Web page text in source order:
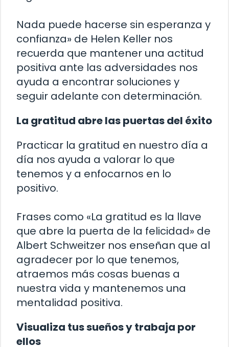
Nada puede hacerse sin esperanza y
confianza» de Helen Keller nos
recuerda que mantener una actitud
positiva ante las adversidades nos
ayuda a encontrar soluciones y
seguir adelante con determinación.
La gratitud abre las puertas del éxito
Practicar la gratitud en nuestro día a
día nos ayuda a valorar lo que
tenemos y a enfocarnos en lo
positivo.
Frases como «La gratitud es la llave
que abre la puerta de la felicidad» de
Albert Schweitzer nos enseñan que al
agradecer por lo que tenemos,
atraemos más cosas buenas a
nuestra vida y mantenemos una
mentalidad positiva.
Visualiza tus sueños y trabaja por
ellos